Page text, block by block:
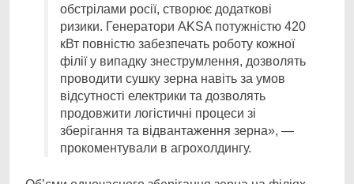
обстрілами росії, створює додаткові
ризики. Генератори AKSA потужністю 420
кВт повністю забезпечать роботу кожної
філії у випадку знеструмлення, дозволять
проводити сушку зерна навіть за умов
відсутності електрики та дозволять
продовжити логістичні процеси зі
зберігання та відвантаження зерна», —
прокоментували в агрохолдингу.